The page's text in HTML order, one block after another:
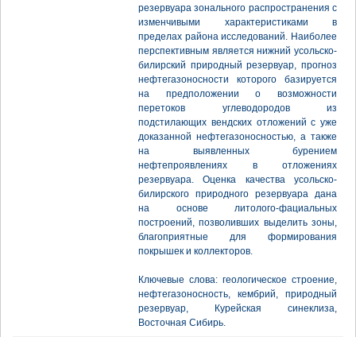
резервуара зонального распространения с
изменчивыми характеристиками в
пределах района исследований. Наиболее
перспективным является нижний усольско-
билирский природный резервуар, прогноз
нефтегазоносности которого базируется
на предположении о возможности
перетоков углеводородов из
подстилающих вендских отложений с уже
доказанной нефтегазоносностью, а также
на выявленных бурением
нефтепроявлениях в отложениях
резервуара. Оценка качества усольско-
билирского природного резервуара дана
на основе литолого-фациальных
построений, позволивших выделить зоны,
благоприятные для формирования
покрышек и коллекторов.
Ключевые слова: геологическое строение,
нефтегазоносность, кембрий, природный
резервуар, Курейская синеклиза,
Восточная Сибирь.